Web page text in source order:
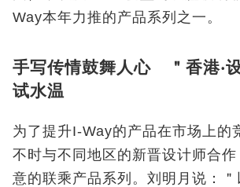
Way本年力推的产品系列之一。
手写传情鼓舞人心 ＂香港‧
试水温
为了提升I-Way的产品在市场上的
不时与不同地区的新晋设计师合作
意的联乘产品系列。刘明月说：